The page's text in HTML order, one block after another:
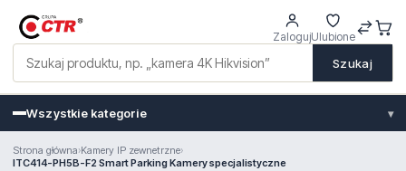
Szukaj
ZalogujUlubione
Wszystkie kategorie ▾
Strona główna›Kamery IP zewnetrzne›
ITC414-PH5B-F2 Smart Parking Kamery specjalistyczne